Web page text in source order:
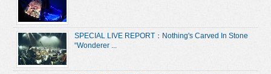
SPECIAL LIVE REPORT：Nothing's Carved In Stone
“Wonderer ...